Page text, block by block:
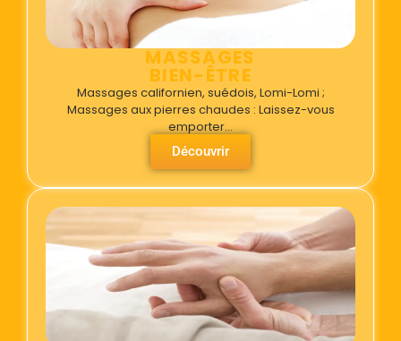
MASSAGES
BIEN-ÊTRE
Massages californien, suédois, Lomi-Lomi ;
Massages aux pierres chaudes : Laissez-vous
emporter…
Découvrir